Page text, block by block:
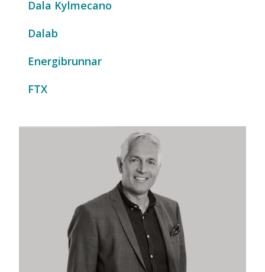
Dala Kylmecano
Dalab
Energibrunnar
FTX
Installationsservice
Installationsservice - Tumba